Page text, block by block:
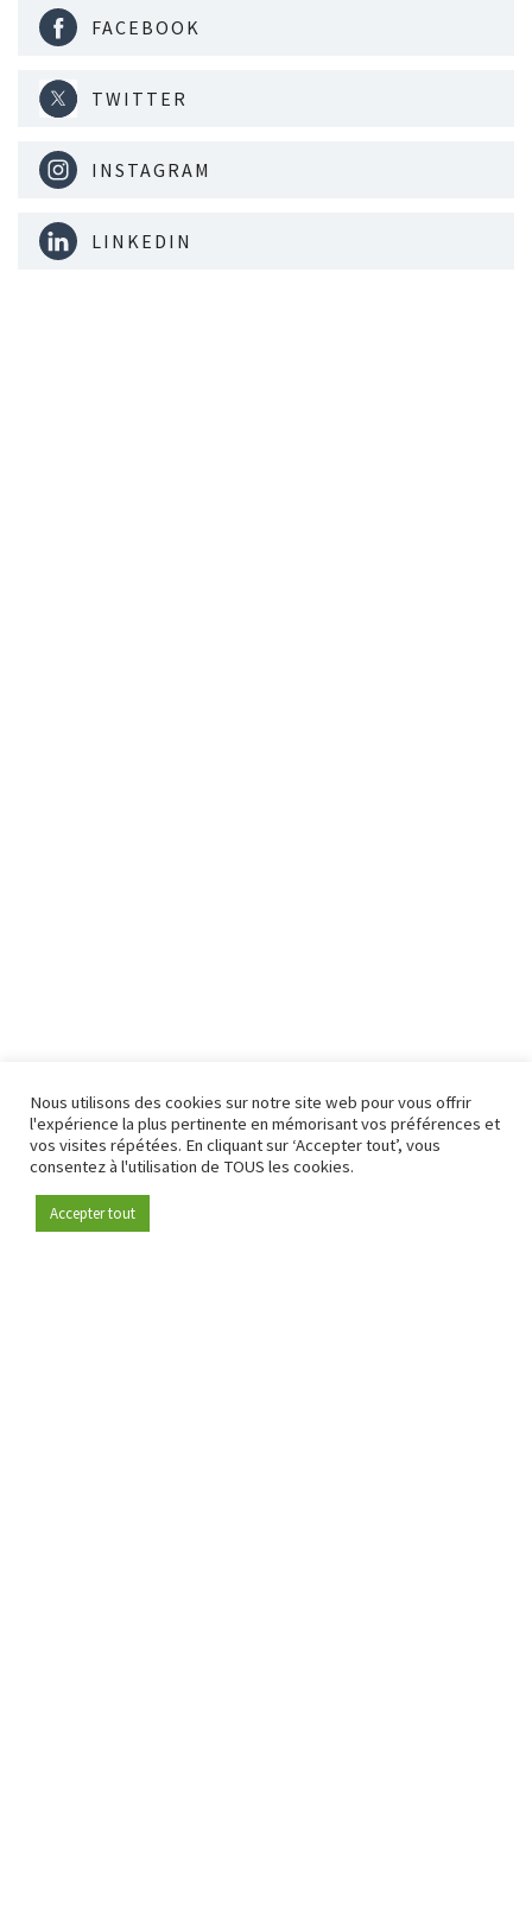
Devenez membre
FACEBOOK
TWITTER
INSTAGRAM
LINKEDIN
Nous utilisons des cookies sur notre site web pour vous offrir
l'expérience la plus pertinente en mémorisant vos préférences et
vos visites répétées. En cliquant sur ‘Accepter tout’, vous
consentez à l'utilisation de TOUS les cookies.
Accepter tout